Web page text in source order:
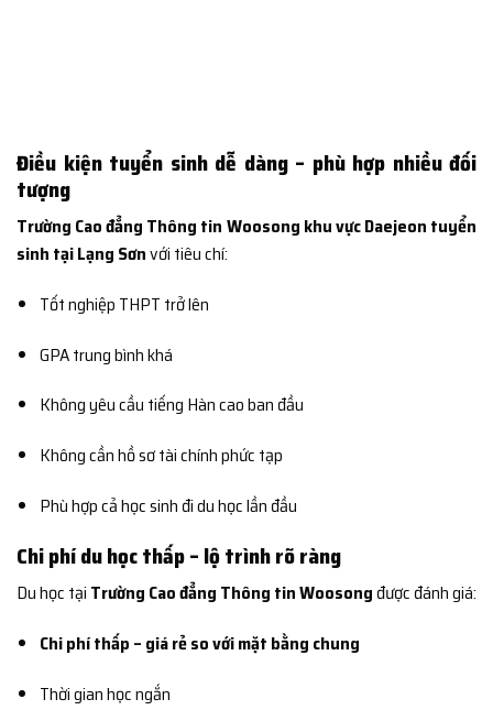
Điều kiện tuyển sinh dễ dàng – phù hợp nhiều đối
tượng
Trường Cao đẳng Thông tin Woosong khu vực Daejeon tuyển
sinh tại Lạng Sơnvới tiêu chí:
Tốt nghiệp THPT trở lên
GPA trung bình khá
Không yêu cầu tiếng Hàn cao ban đầu
Không cần hồ sơ tài chính phức tạp
Phù hợp cả học sinh đi du học lần đầu
Chi phí du học thấp – lộ trình rõ ràng
Du học tại Trường Cao đẳng Thông tin Woosongđược đánh giá:
Chi phí thấp – giá rẻ so với mặt bằng chung
Thời gian học ngắn